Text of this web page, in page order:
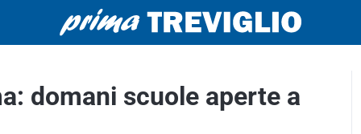
domani scuole aperte a